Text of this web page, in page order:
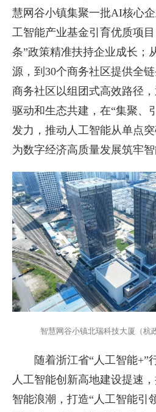
慧网谷小镇集聚一批AI核心
工智能产业基金引育优质项
条”政策精准扶持企业成长；
源，到30个商务社区提供全
商务社区以组团式高效路径
驱动和生态共建，在“集聚、
发力，推动人工智能从单点
为数字经济高质量发展筑牢智
智慧网谷小镇北瑞科技大厦（杭
随着浙江省“人工智能+”
人工智能创新高地建设提速
智能浪潮，打造“人工智能引